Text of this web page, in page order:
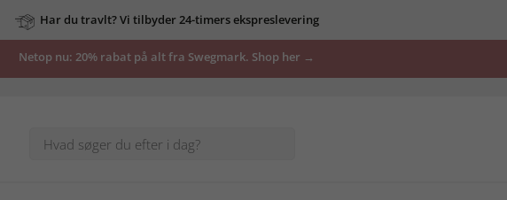
Har du travlt? Vi tilbyder 24-timers ekspreslevering
Netop nu: 20% rabat på alt fra Swegmark. Shop her →